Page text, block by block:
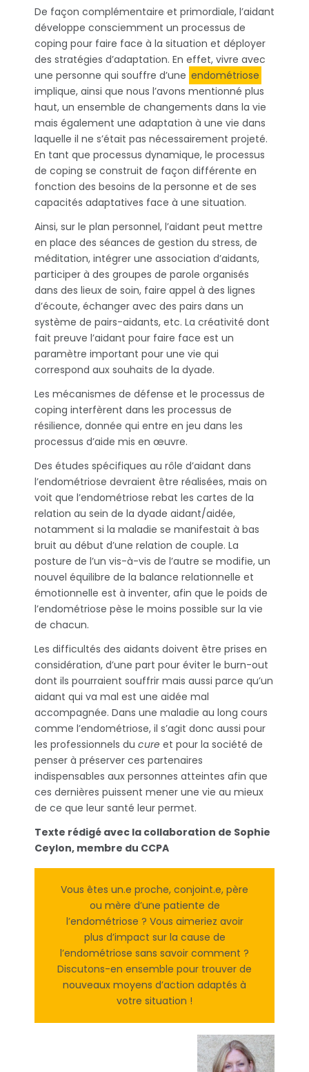
De façon complémentaire et primordiale, l’aidant
développe consciemment un processus de
coping pour faire face à la situation et déployer
des stratégies d’adaptation. En effet, vivre avec
une personne qui souffre d’une endométriose
implique, ainsi que nous l’avons mentionné plus
haut, un ensemble de changements dans la vie
mais également une adaptation à une vie dans
laquelle il ne s’était pas nécessairement projeté.
En tant que processus dynamique, le processus
de coping se construit de façon différente en
fonction des besoins de la personne et de ses
capacités adaptatives face à une situation.
Ainsi, sur le plan personnel, l’aidant peut mettre
en place des séances de gestion du stress, de
méditation, intégrer une association d’aidants,
participer à des groupes de parole organisés
dans des lieux de soin, faire appel à des lignes
d’écoute, échanger avec des pairs dans un
système de pairs-aidants, etc. La créativité dont
fait preuve l’aidant pour faire face est un
paramètre important pour une vie qui
correspond aux souhaits de la dyade.
Les mécanismes de défense et le processus de
coping interfèrent dans les processus de
résilience, donnée qui entre en jeu dans les
processus d’aide mis en œuvre.
Des études spécifiques au rôle d’aidant dans
l’endométriose devraient être réalisées, mais on
voit que l’endométriose rebat les cartes de la
relation au sein de la dyade aidant/aidée,
notamment si la maladie se manifestait à bas
bruit au début d’une relation de couple. La
posture de l’un vis-à-vis de l’autre se modifie, un
nouvel équilibre de la balance relationnelle et
émotionnelle est à inventer, afin que le poids de
l’endométriose pèse le moins possible sur la vie
de chacun.
Les difficultés des aidants doivent être prises en
considération, d’une part pour éviter le burn-out
dont ils pourraient souffrir mais aussi parce qu’un
aidant qui va mal est une aidée mal
accompagnée. Dans une maladie au long cours
comme l’endométriose, il s’agit donc aussi pour
les professionnels du cure et pour la société de
penser à préserver ces partenaires
indispensables aux personnes atteintes afin que
ces dernières puissent mener une vie au mieux
de ce que leur santé leur permet.
Texte rédigé avec la collaboration de Sophie
Ceylon, membre du CCPA
Vous êtes un.e proche, conjoint.e, père
ou mère d’une patiente de
l’endométriose ? Vous aimeriez avoir
plus d’impact sur la cause de
l’endométriose sans savoir comment ?
Discutons-en ensemble pour trouver de
nouveaux moyens d’action adaptés à
votre situation !